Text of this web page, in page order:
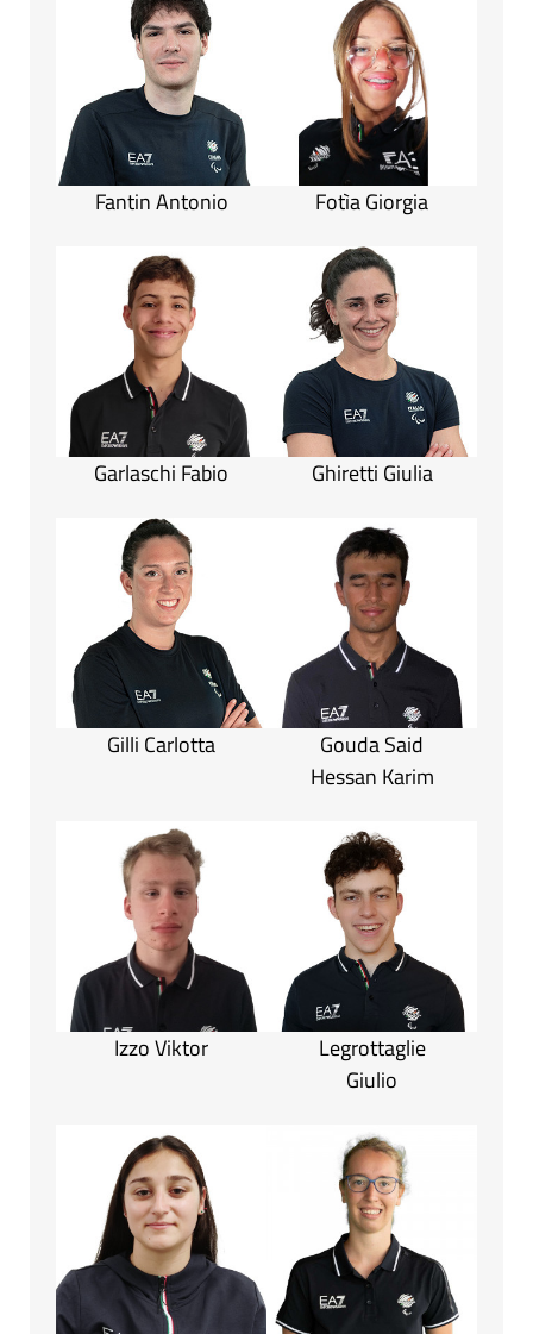
Fantin Antonio Fotìa Giorgia
Garlaschi Fabio Ghiretti Giulia
Gilli Carlotta
Gouda Said
Hessan Karim
Izzo Viktor
Legrottaglie
Giulio